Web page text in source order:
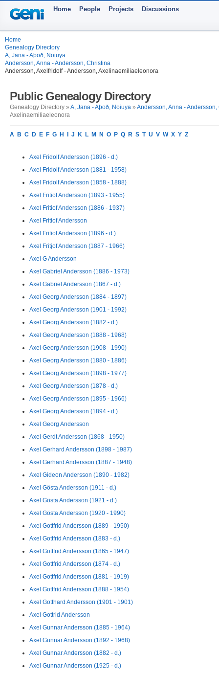
Home People Projects Discussions
Home
Genealogy Directory
A, Jana - Aþoð, Noiuya
Andersson, Anna - Andersson, Christina
Andersson, Axelfridolf - Andersson, Axelinaemiliaeleonora
Public Genealogy Directory
Genealogy Directory » A, Jana - Aþoð, Noiuya » Andersson, Anna - Andersson,
Axelinaemiliaeleonora
A B C D E F G H J K L M N O P Q R S T U V W X Y Z
Axel Fridolf Andersson (1896 - d.)
Axel Fridolf Andersson (1881 - 1958)
Axel Fridolf Andersson (1858 - 1888)
Axel Fritiof Andersson (1893 - 1955)
Axel Fritiof Andersson (1886 - 1937)
Axel Fritiof Andersson
Axel Fritiof Andersson (1896 - d.)
Axel Fritjof Andersson (1887 - 1966)
Axel G Andersson
Axel Gabriel Andersson (1886 - 1973)
Axel Gabriel Andersson (1867 - d.)
Axel Georg Andersson (1884 - 1897)
Axel Georg Andersson (1901 - 1992)
Axel Georg Andersson (1882 - d.)
Axel Georg Andersson (1888 - 1968)
Axel Georg Andersson (1908 - 1990)
Axel Georg Andersson (1880 - 1886)
Axel Georg Andersson (1898 - 1977)
Axel Georg Andersson (1878 - d.)
Axel Georg Andersson (1895 - 1966)
Axel Georg Andersson (1894 - d.)
Axel Georg Andersson
Axel Gerdt Andersson (1868 - 1950)
Axel Gerhard Andersson (1898 - 1987)
Axel Gerhard Andersson (1887 - 1948)
Axel Gideon Andersson (1890 - 1982)
Axel Gösta Andersson (1911 - d.)
Axel Gösta Andersson (1921 - d.)
Axel Gösta Andersson (1920 - 1990)
Axel Gottfrid Andersson (1889 - 1950)
Axel Gottfrid Andersson (1883 - d.)
Axel Gottfrid Andersson (1865 - 1947)
Axel Gottfrid Andersson (1874 - d.)
Axel Gottfrid Andersson (1881 - 1919)
Axel Gottfrid Andersson (1888 - 1954)
Axel Gotthard Andersson (1901 - 1901)
Axel Gottrid Andersson
Axel Gunnar Andersson (1885 - 1964)
Axel Gunnar Andersson (1892 - 1968)
Axel Gunnar Andersson (1882 - d.)
Axel Gunnar Andersson (1925 - d.)